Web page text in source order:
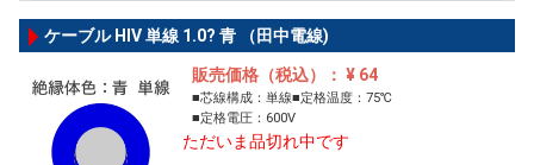
ケーブル HIV 単線 1.0? 青 （田中電線)
販売価格（税込）： ¥ 64
■芯線構成：単線■定格温度：75℃
■定格電圧：600V
ただいま品切れ中です